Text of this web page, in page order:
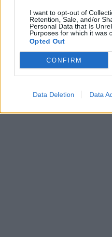
I want to opt-out of
Retention, Sale, and/or
Personal Data that Is
Purposes for which it was
Opted Out
CONFIRM
Data Deletion Data
skillnaden.